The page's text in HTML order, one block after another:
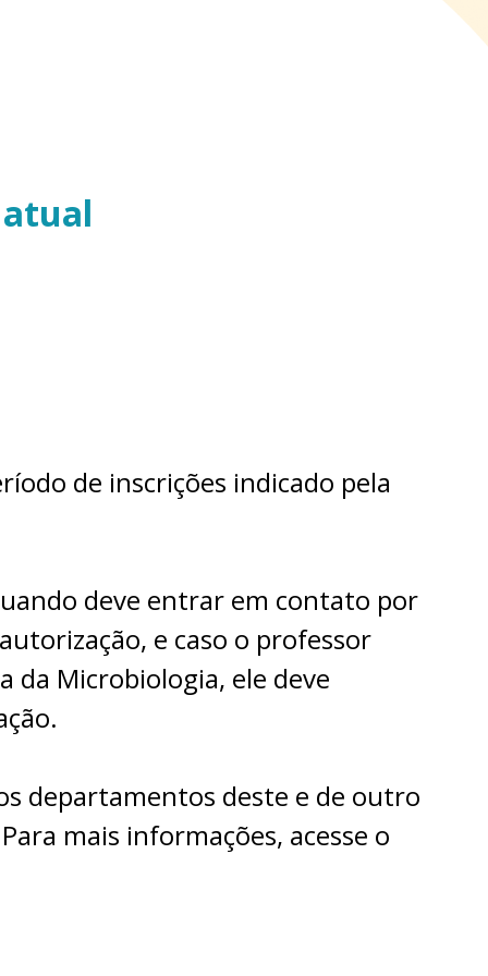
de inscrições indicado pela
deve entrar em contato por
e caso o professor
da Microbiologia, ele deve
departamentos deste e de outro
mais informações, acesse o